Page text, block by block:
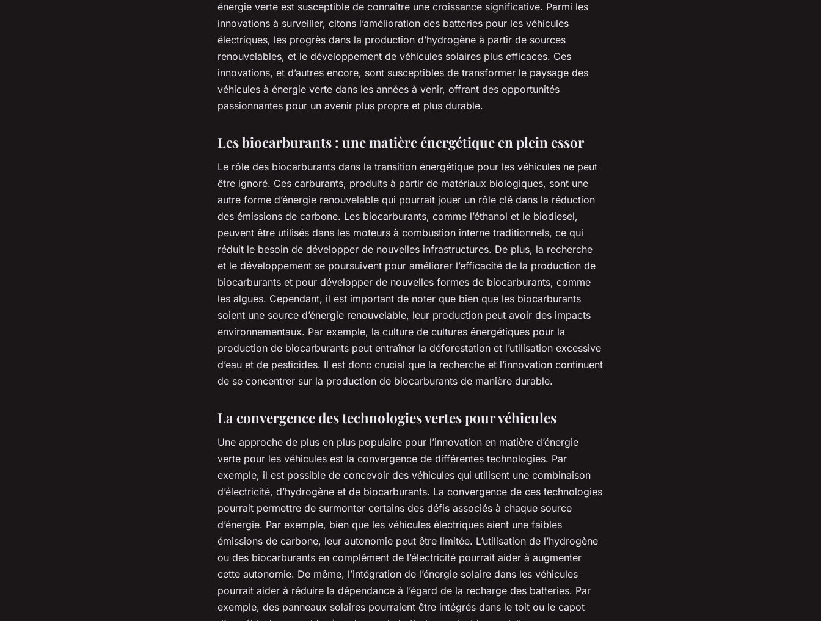
énergie verte est susceptible de connaître une croissance significative. Parmi les
innovations à surveiller, citons l’amélioration des batteries pour les véhicules
électriques, les progrès dans la production d’hydrogène à partir de sources
renouvelables, et le développement de véhicules solaires plus efficaces. Ces
innovations, et d’autres encore, sont susceptibles de transformer le paysage des
véhicules à énergie verte dans les années à venir, offrant des opportunités
passionnantes pour un avenir plus propre et plus durable.
Les biocarburants : une matière énergétique en plein essor
Le rôle des biocarburants dans la transition énergétique pour les véhicules ne peut
être ignoré. Ces carburants, produits à partir de matériaux biologiques, sont une
autre forme d’énergie renouvelable qui pourrait jouer un rôle clé dans la réduction
des émissions de carbone. Les biocarburants, comme l’éthanol et le biodiesel,
peuvent être utilisés dans les moteurs à combustion interne traditionnels, ce qui
réduit le besoin de développer de nouvelles infrastructures. De plus, la recherche
et le développement se poursuivent pour améliorer l’efficacité de la production de
biocarburants et pour développer de nouvelles formes de biocarburants, comme
les algues. Cependant, il est important de noter que bien que les biocarburants
soient une source d’énergie renouvelable, leur production peut avoir des impacts
environnementaux. Par exemple, la culture de cultures énergétiques pour la
production de biocarburants peut entraîner la déforestation et l’utilisation excessive
d’eau et de pesticides. Il est donc crucial que la recherche et l’innovation continuent
de se concentrer sur la production de biocarburants de manière durable.
La convergence des technologies vertes pour véhicules
Une approche de plus en plus populaire pour l’innovation en matière d’énergie
verte pour les véhicules est la convergence de différentes technologies. Par
exemple, il est possible de concevoir des véhicules qui utilisent une combinaison
d’électricité, d’hydrogène et de biocarburants. La convergence de ces technologies
pourrait permettre de surmonter certains des défis associés à chaque source
d’énergie. Par exemple, bien que les véhicules électriques aient une faibles
émissions de carbone, leur autonomie peut être limitée. L’utilisation de l’hydrogène
ou des biocarburants en complément de l’électricité pourrait aider à augmenter
cette autonomie. De même, l’intégration de l’énergie solaire dans les véhicules
pourrait aider à réduire la dépendance à l’égard de la recharge des batteries. Par
exemple, des panneaux solaires pourraient être intégrés dans le toit ou le capot